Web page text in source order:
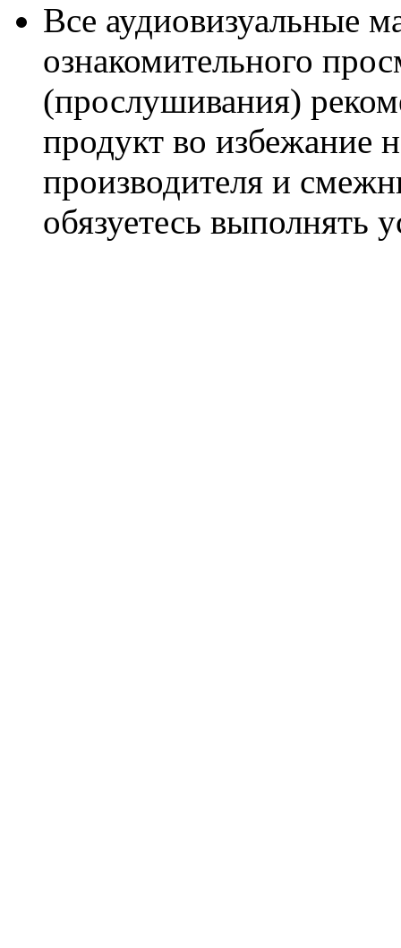
Все аудиовизуальные
ознакомительного
(прослушивания)
продукт во избежание
производителя и
обязуетесь выполнять